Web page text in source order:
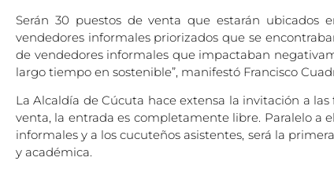
Serán 30 puestos de venta que estarán ubicados
vendedores informales priorizados que se
de vendedores informales que impactaban
largo tiempo en sostenible”, manifestó Francisco
La Alcaldía de Cúcuta hace extensa la invitación a
venta, la entrada es completamente libre. Paralelo a
informales y a los cucuteños asistentes, será la
y académica.